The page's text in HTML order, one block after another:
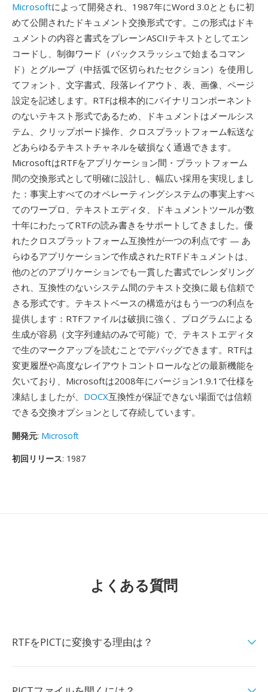
Microsoftによって開発され、1987年にWord 3.0とともに初
めて公開されたドキュメント交換形式です。この形式はドキ
ュメントの内容と書式をプレーンASCIIテキストとしてエン
コードし、制御ワード（バックスラッシュで始まるコマン
ド）とグループ（中括弧で区切られたセクション）を使用し
てフォント、文字書式、段落レイアウト、表、画像、ページ
設定を記述します。RTFは根本的にバイナリコンポーネント
のないテキスト形式であるため、ドキュメントはメールシス
テム、クリップボード操作、クロスプラットフォーム転送な
どあらゆるテキストチャネルを破損なく通過できます。
MicrosoftはRTFをアプリケーション間・プラットフォーム
間の交換形式として明確に設計し、幅広い採用を実現しまし
た：事実上すべてのオペレーティングシステムの事実上すべ
てのワープロ、テキストエディタ、ドキュメントツールが数
十年にわたってRTFの読み書きをサポートしてきました。優
れたクロスプラットフォーム互換性が一つの利点です — あ
らゆるアプリケーションで作成されたRTFドキュメントは、
他のどのアプリケーションでも一貫した書式でレンダリング
され、互換性のないシステム間のテキスト交換に最も信頼で
きる形式です。テキストベースの構造がはもう一つの利点を
提供します：RTFファイルは破損に強く、プログラムによる
生成が容易（文字列連結のみで可能）で、テキストエディタ
で生のマークアップを読むことでデバッグできます。RTFは
変更履歴や高度なレイアウトコントロールなどの最新機能を
欠いており、Microsoftは2008年にバージョン1.9.1で仕様を
凍結しましたが、 DOCX互換性が保証できない場面では信頼
できる交換オプションとして存続しています。
開発元: Microsoft
初回リリース: 1987
よくある質問
RTFをPICTに変換する理由は？